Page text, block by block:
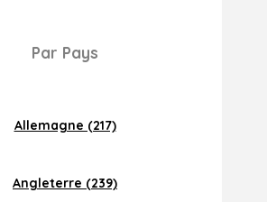
Par Pays
Allemagne (217)
Angleterre (239)